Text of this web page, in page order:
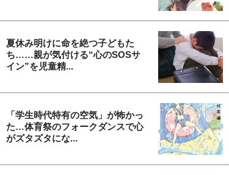
夏休み明けに命を絶つ子どもた
ち……親が気付ける“心のSOSサ
イン”を児童精...
「学生時代特有の空気」が怖かっ
た…体育祭のフォークダンスで心
がズタズタにな...